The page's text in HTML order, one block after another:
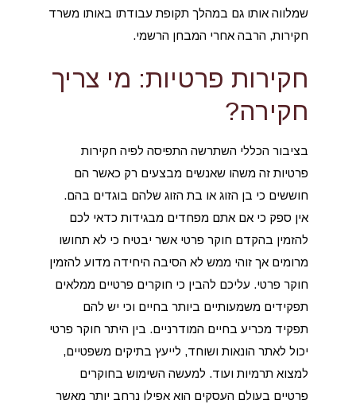
שמלווה אותו גם במהלך תקופת עבודתו באותו משרד
חקירות, הרבה אחרי המבחן הרשמי.
חקירות פרטיות: מי צריך
חקירה?
בציבור הכללי השתרשה התפיסה לפיה חקירות
פרטיות זה משהו שאנשים מבצעים רק כאשר הם
חוששים כי בן הזוג או בת הזוג שלהם בוגדים בהם.
אין ספק כי אם אתם מפחדים מבגידות כדאי לכם
להזמין בהקדם חוקר פרטי אשר יבטיח כי לא תחושו
מרומים אך זוהי ממש לא הסיבה היחידה מדוע להזמין
חוקר פרטי. עליכם להבין כי חוקרים פרטיים ממלאים
תפקידים משמעותיים ביותר בחיים וכי יש להם
תפקיד מכריע בחיים המודרניים. בין היתר חוקר פרטי
יכול לאתר הונאות ושוחד, לייעץ בתיקים משפטיים,
למצוא תרמיות ועוד. למעשה השימוש בחוקרים
פרטיים בעולם העסקים הוא אפילו נרחב יותר מאשר